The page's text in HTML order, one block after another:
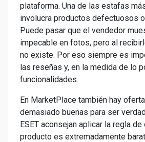
plataforma. Una de las estafas
involucra productos defectuosos
Puede pasar que el vendedor
impecable en fotos, pero al
no existe. Por eso siempre es
las reseñas y, en la medida de lo
funcionalidades.
En MarketPlace también hay
demasiado buenas para ser
ESET aconsejan aplicar la regla de
producto es extremadamente